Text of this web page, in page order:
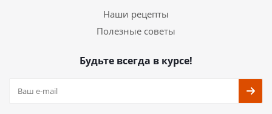
Наши рецепты
Полезные советы
Будьте всегда в курсе!